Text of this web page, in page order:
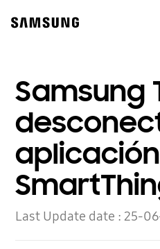
content
Samsung
aplicación
Last Update date :25-